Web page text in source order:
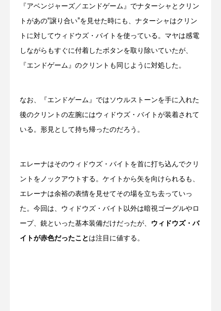
『アベンジャーズ／エンドゲーム』でナターシャとクリン
トがあの“譲り合い”を見せた時にも、ナターシャはクリン
トに対してウィドウズ・バイトを使っている。マヤは感電
しながらもすぐに付着したボタンを取り除いていたが、
『エンドゲーム』のクリントも同じように対処した。
なお、『エンドゲーム』ではソウルストーンを手に入れた
後のクリントの左腕にはウィドウズ・バイトが装着されて
いる。形見として持ち帰ったのだろう。
エレーナはそのウィドウズ・バイトを首に打ち込んでクリ
ントをノックアウトする。ケイトから矢を向けられるも、
エレーナは余裕の表情を見せてその場を立ち去っていっ
た。今回は、ウィドウズ・バイト以外は暗視ゴーグルやロ
ープ、銃といった基本装備だけだったが、 ウィドウズ・バ
イトが赤色だったこと は注目に値する。